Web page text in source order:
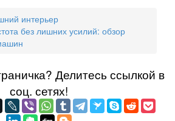
интерьер
без лишних усилий: обзор
Делитеcь ссылкой в
соц. сетях!